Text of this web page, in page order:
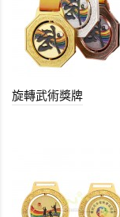
旋轉武術獎牌